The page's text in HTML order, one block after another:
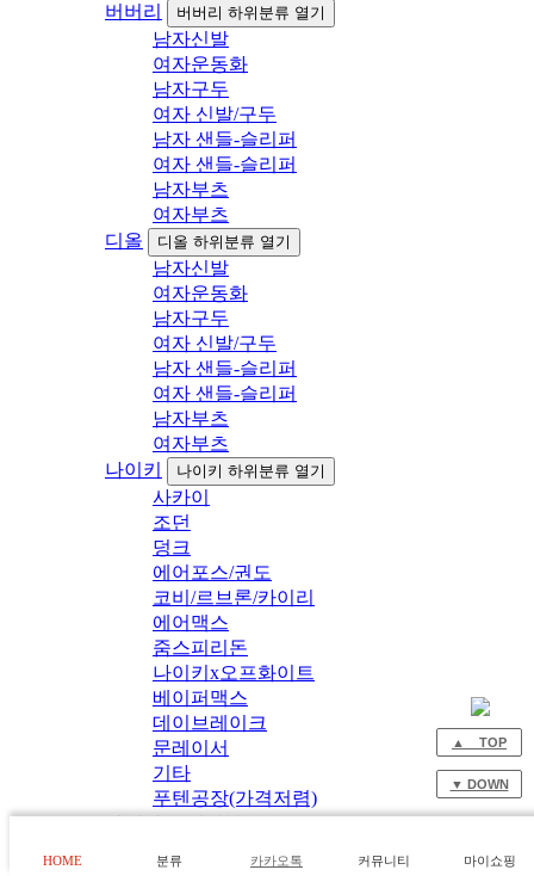
버버리
버버리 하위분류 열기
남자신발
여자운동화
남자구두
여자 신발/구두
남자 샌들-슬리퍼
여자 샌들-슬리퍼
남자부츠
여자부츠
디올
디올 하위분류 열기
남자신발
여자운동화
남자구두
여자 신발/구두
남자 샌들-슬리퍼
여자 샌들-슬리퍼
남자부츠
여자부츠
나이키
나이키 하위분류 열기
사카이
조던
덩크
에어포스/권도
코비/르브론/카이리
에어맥스
줌스피리돈
나이키x오프화이트
베이퍼맥스
데이브레이크
문레이서
기타
푸텐공장(가격저렴)
아디다스 이지부스트
아디다스 이지부스트 하위분류 열기
HOME 분류 카카오톡 커뮤니티 마이쇼핑
▲ TOP
▼ DOWN